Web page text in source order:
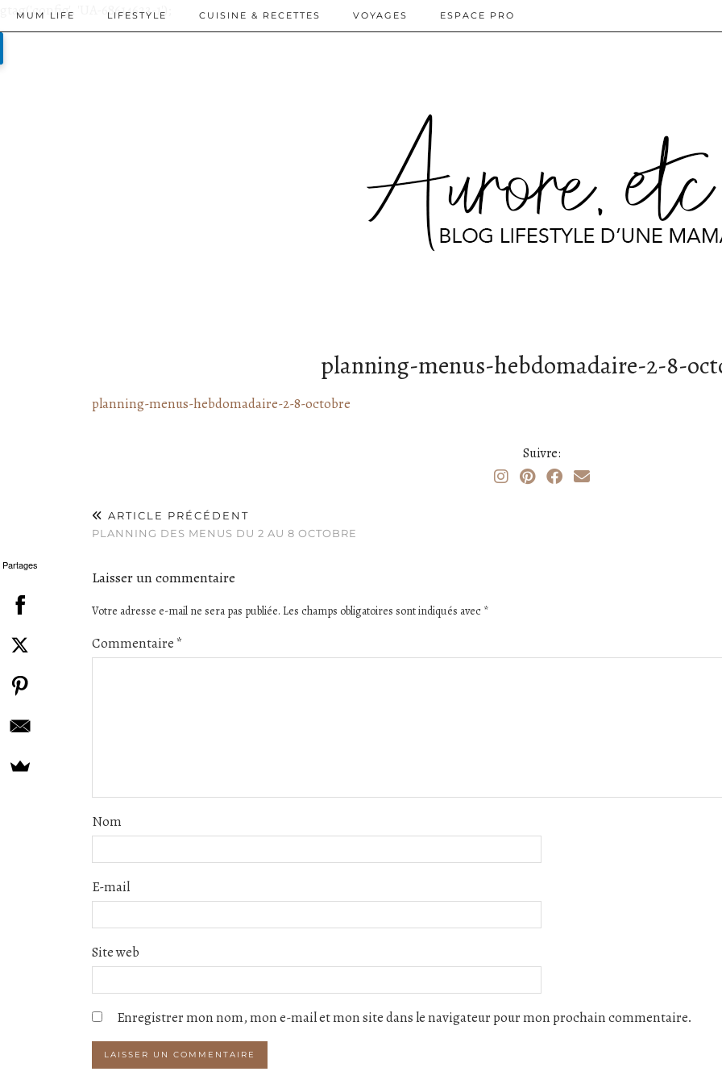
gtag('config', 'UA-68614623-1');
MUM LIFE LIFESTYLE CUISINE & RECETTES VOYAGES ESPACE PRO
planning-menus-hebdomadaire-2-8-
planning-menus-hebdomadaire-2-8-octobre
Suivre:
ARTICLE PRÉCÉDENT
PLANNING DES MENUS DU 2 AU 8 OCTOBRE
Laisser un commentaire
Votre adresse e-mail ne sera pas publiée. Les champs obligatoires sont indiqués avec *
Commentaire *
Nom
E-mail
Site web
Enregistrer mon nom, mon e-mail et mon site dans le navigateur pour mon prochain commentaire.
Partages